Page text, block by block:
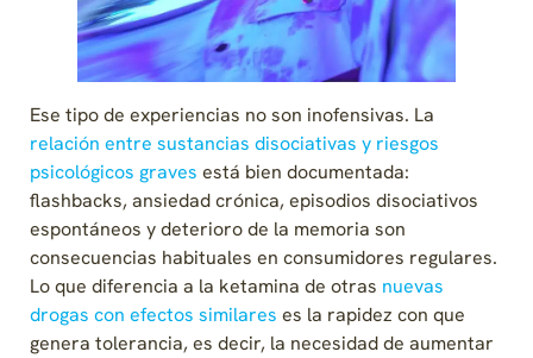
Ese tipo de experiencias no son inofensivas. La
relación entre sustancias disociativas y riesgos
psicológicos graves está bien documentada:
flashbacks, ansiedad crónica, episodios disociativos
espontáneos y deterioro de la memoria son
consecuencias habituales en consumidores regulares.
Lo que diferencia a la ketamina de otras nuevas
drogas con efectos similares es la rapidez con que
genera tolerancia, es decir, la necesidad de aumentar